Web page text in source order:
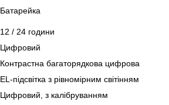
Батарейка
12 / 24 години
Цифровий
Контрастна багаторядкова цифрова
EL-підсвітка з рівномірним світінням
Цифровий, з калібруванням